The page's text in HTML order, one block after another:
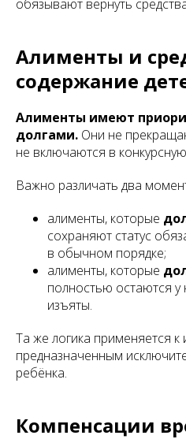
обязывают вернуть
Алименты и
содержание
Алименты имеют
долгами. Они не
не включаются в
Важно различать два
алименты, которые
сохраняют статус
в обычном порядке;
алименты, которые
полностью остаются у
изъяты.
Та же логика применяется
предназначенным
ребёнка.
Компенсации